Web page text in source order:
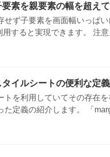
要素を親要素の幅を超え
せず子要素を画面幅いっぱ
用すると実現できます。 注意
タイルシートの便利な定義
トを利用していてその存在
た定義の紹介します。 「